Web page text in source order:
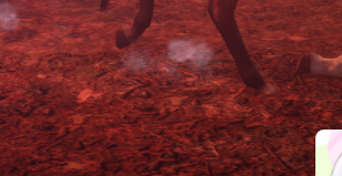
support)
of gameplay